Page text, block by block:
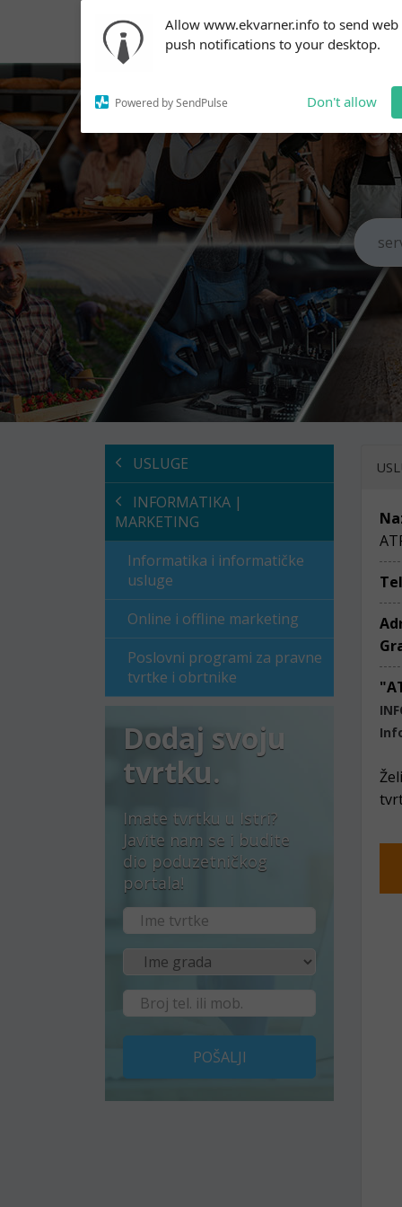
Allow www.ekvarner.info to send web
push notifications to your desktop.
Powered by SendPulse Don't allow
notifications!
To enable permission prompts, click
on the notification icon
USLUGE
INFORMATIKA |
MARKETING
Informatika i informatičke
usluge
Online i offline marketing
Poslovni programi za pravne
tvrtke i obrtnike
Dodaj svoju
tvrtku.
Imate tvrtku u Istri?
Javite nam se i budite
dio poduzetničkog
portala!
POŠALJI